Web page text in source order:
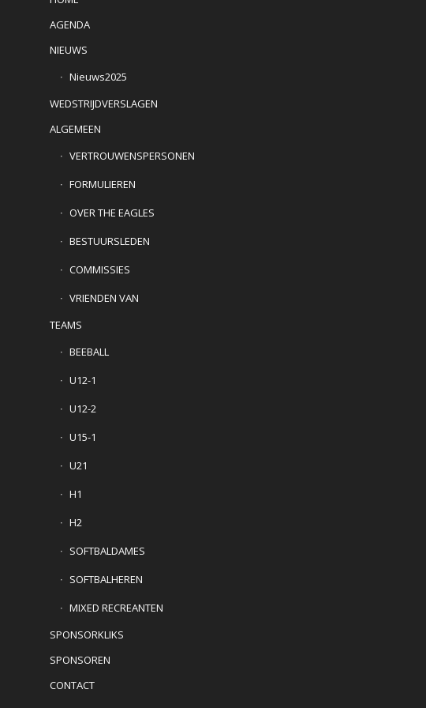
AGENDA
NIEUWS
Nieuws2025
WEDSTRIJDVERSLAGEN
ALGEMEEN
VERTROUWENSPERSONEN
FORMULIEREN
OVER THE EAGLES
BESTUURSLEDEN
COMMISSIES
VRIENDEN VAN
TEAMS
BEEBALL
U12-1
U12-2
U15-1
U21
H1
H2
SOFTBALDAMES
SOFTBALHEREN
MIXED RECREANTEN
SPONSORKLIKS
SPONSOREN
CONTACT